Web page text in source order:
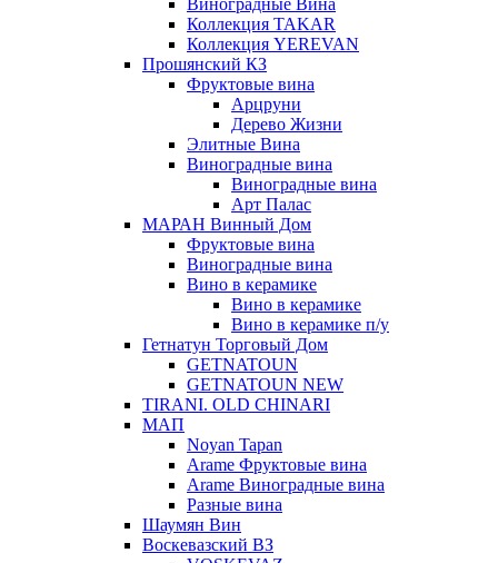
Виноградные Вина
Коллекция TAKAR
Коллекция YEREVAN
Прошянский КЗ
Фруктовые вина
Арцруни
Дерево Жизни
Элитные Вина
Виноградные вина
Виноградные вина
Арт Палас
МАРАН Винный Дом
Фруктовые вина
Виноградные вина
Вино в керамике
Вино в керамике
Вино в керамике п/у
Гетнатун Торговый Дом
GETNATOUN
GETNATOUN NEW
TIRANI. OLD CHINARI
МАП
Noyan Tapan
Arame Фруктовые вина
Arame Виноградные вина
Разные вина
Шаумян Вин
Воскевазский ВЗ